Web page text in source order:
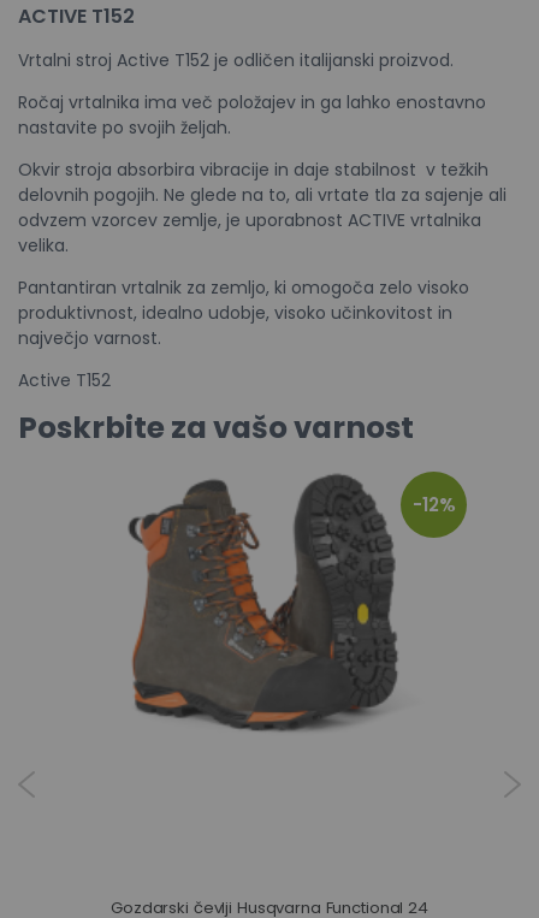
ACTIVE T152
Vrtalni stroj Active T152 je odličen italijanski proizvod.
Ročaj vrtalnika ima več položajev in ga lahko enostavno
nastavite po svojih željah.
Okvir stroja absorbira vibracije in daje stabilnost v težkih
delovnih pogojih. Ne glede na to, ali vrtate tla za sajenje ali
odvzem vzorcev zemlje, je uporabnost ACTIVE vrtalnika
velika.
Pantantiran vrtalnik za zemljo, ki omogoča zelo visoko
produktivnost, idealno udobje, visoko učinkovitost in
največjo varnost.
Active T152
Poskrbite za vašo varnost
-12%
Gozdarski čevlji Husqvarna Functional 24